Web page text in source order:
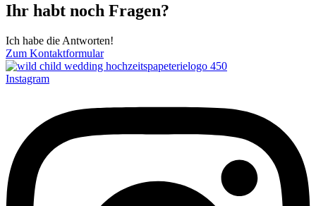
Ihr habt noch Fragen?
Ich habe die Antworten!
Zum Kontaktformular
Instagram